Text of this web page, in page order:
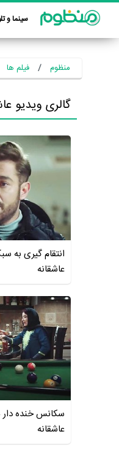
سینما و
منظوم فیلم ها
گالری ویدیو
انتقام گیری به
عاشقانه
سکانس خنده
عاشقانه